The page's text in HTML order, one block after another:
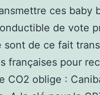
ces baby
de vote
de ce fait
françaises pour
CO2 oblige :